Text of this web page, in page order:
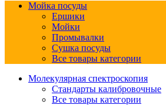
Мойка посуды
Ершики
Мойки
Промывалки
Сушка посуды
Все товары категории
Молекулярная спектроскопия
Стандарты калибровочные
Все товары категории